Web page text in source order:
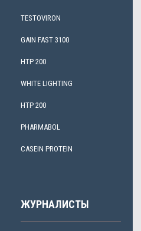
TESTOVIRON
GAIN FAST 3100
HTP 200
WHITE LIGHTING
HTP 200
PHARMABOL
CASEIN PROTEIN
ЖУРНАЛИСТЫ